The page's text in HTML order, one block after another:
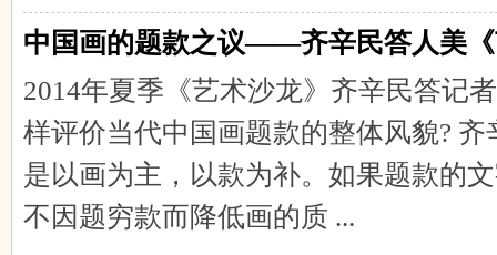
中国画的题款之议——齐辛民答人美
2014年夏季《艺术沙龙》齐辛民答记
样评价当代中国画题款的整体风貌?
是以画为主，以款为补。如果题款的
不因题穷款而降低画的质 ...